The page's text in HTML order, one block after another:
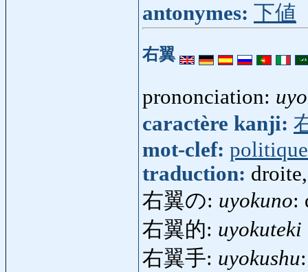
antonymes: 下値
右翼
prononciation:
caractère kanji:
mot-clef: politique
traduction:
右翼の: uyokuno:
右翼的: uyokuteki
右翼手: uyokushu